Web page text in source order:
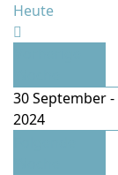
Heute
30 September
2024